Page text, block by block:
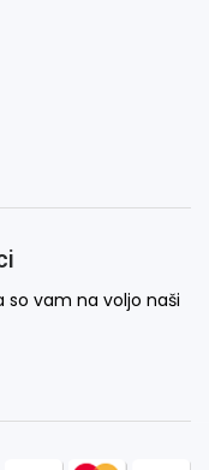
so vam na voljo naši